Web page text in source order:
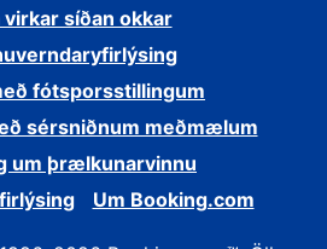
virkar síðan okkar
fótsporsstillingum
sérsniðnum meðmælum
um þrælkunarvinnu
Um Booking.com